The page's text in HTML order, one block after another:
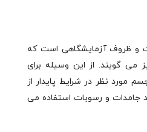
و ظروف آزمایشگاهی است که
می گویند. از این وسیله برای
نظر در شرایط پایدار از
جامدات و رسوبات استفاده می